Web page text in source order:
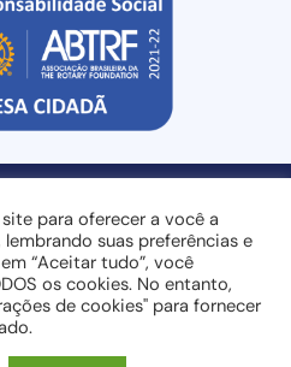
(44) 3032-8400 ou
para oferecer a você a
suas preferências e
“Aceitar tudo”, você
os cookies. No entanto,
de cookies" para fornecer